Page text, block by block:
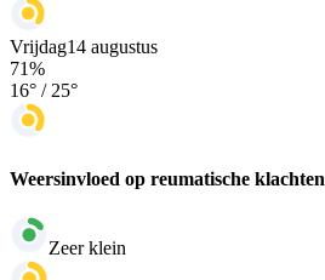
Vrijdag14 augustus
71%
16° / 25°
Weersinvloed op reumatische klachten
Zeer klein